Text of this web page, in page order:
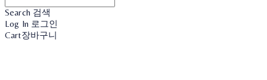
Search 검색
Log In 로그인
Cart장바구니